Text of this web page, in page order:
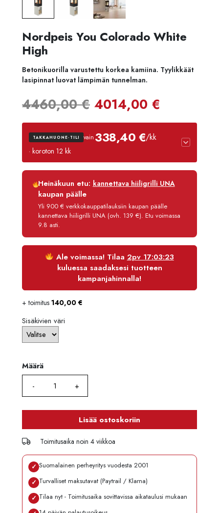
Nordpeis You Colorado White
High
Betonikuorilla varustettu korkea kamiina. Tyylikkäät
lasipinnat luovat lämpimän tunnelman.
4460,00€ Alkuperäinen
hinta
oli:
4460,00 €.
4014,00 €
hinta
on:
TAKKAHUONE-TILI vain 338,40 €/kk
· koroton 12 kk
Luottoaika
12 kk
Korko
Käsittelymaksu
3,90 €/kk
Maksettava yhteensä
4 060,80 €
Heinäkuun etu: kannettava hiiligrilli UNA
kaupan päälle
Yli 900 € verkkokauppatilauksiin kaupan päälle
kannettava hiiligrilli UNA (ovh. 139 €). Etu voimassa
9.8 asti.
Ale voimassa! Tilaa 2pv 17:03:23
kuluessa saadaksesi tuotteen
kampanjahinnalla!
+ toimitus 140,00 €
Sisäkivien väri
Määrä
Määrä
Lisää ostoskoriin
Toimitusaika noin 4 viikkoa
✓ Suomalainen perheyritys vuodesta 2001
✓ Turvalliset maksutavat (Paytrail / Klarna)
✓ Tilaa nyt - Toimitusaika sovittavissa aikataulusi mukaan